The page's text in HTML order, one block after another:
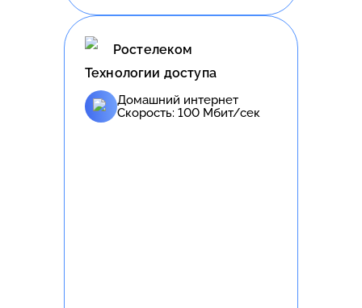
Ростелеком
Технологии доступа
Домашний интернет
Скорость: 100 Мбит/сек